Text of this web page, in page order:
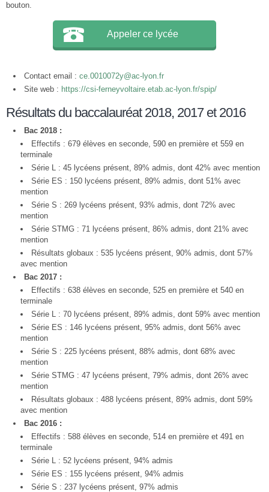
bouton.
Appeler ce lycée
Contact email : ce.0010072y@ac-lyon.fr
Site web : https://csi-ferneyvoltaire.etab.ac-lyon.fr/spip/
Résultats du baccalauréat 2018, 2017 et 2016
Bac 2018 :
Effectifs : 679 élèves en seconde, 590 en première et 559 en
terminale
Série L : 45 lycéens présent, 89% admis, dont 42% avec mention
Série ES : 150 lycéens présent, 89% admis, dont 51% avec
mention
Série S : 269 lycéens présent, 93% admis, dont 72% avec
mention
Série STMG : 71 lycéens présent, 86% admis, dont 21% avec
mention
Résultats globaux : 535 lycéens présent, 90% admis, dont 57%
avec mention
Bac 2017 :
Effectifs : 638 élèves en seconde, 525 en première et 540 en
terminale
Série L : 70 lycéens présent, 89% admis, dont 59% avec mention
Série ES : 146 lycéens présent, 95% admis, dont 56% avec
mention
Série S : 225 lycéens présent, 88% admis, dont 68% avec
mention
Série STMG : 47 lycéens présent, 79% admis, dont 26% avec
mention
Résultats globaux : 488 lycéens présent, 89% admis, dont 59%
avec mention
Bac 2016 :
Effectifs : 588 élèves en seconde, 514 en première et 491 en
terminale
Série L : 52 lycéens présent, 94% admis
Série ES : 155 lycéens présent, 94% admis
Série S : 237 lycéens présent, 97% admis